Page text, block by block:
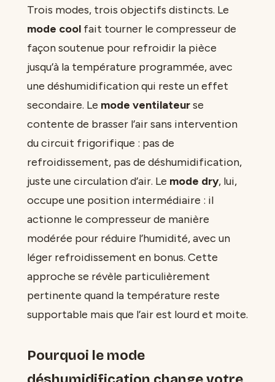
Trois modes, trois objectifs distincts. Le
mode cool fait tourner le compresseur de
façon soutenue pour refroidir la pièce
jusqu’à la température programmée, avec
une déshumidification qui reste un effet
secondaire. Le mode ventilateurse
contente de brasser l’air sans intervention
du circuit frigorifique : pas de
refroidissement, pas de déshumidification,
juste une circulation d’air. Le mode dry, lui,
occupe une position intermédiaire : il
actionne le compresseur de manière
modérée pour réduire l’humidité, avec un
léger refroidissement en bonus. Cette
approche se révèle particulièrement
pertinente quand la température reste
supportable mais que l’air est lourd et moite.
Pourquoi le mode